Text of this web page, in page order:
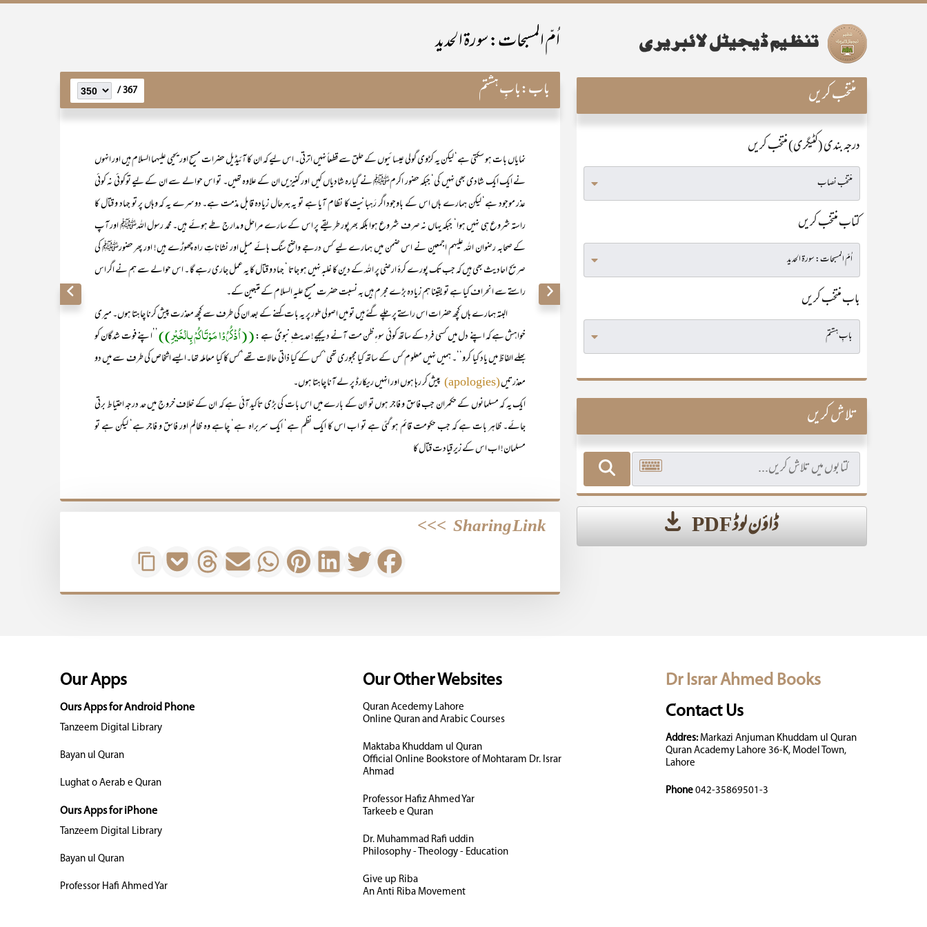
اُمّ المسبحات: سورۃ الحدید
باب:بابِ ہشتم 367 /
نمایاں بات ہو سکتی ہے‘ لیکن یہ کڑوی گولی عیسائیوں کے حلق سے قطعاً نہیں اترتی۔ اس لیے کہ ان کا آئیڈیل حضرات مسیح اور یحیی علیہما السلام ہیں اور انہوں
نے ایک ایک شادی بھی نہیں کی‘ جبکہ حضور اکرمﷺ نے گیارہ شادیاں کیں اور کنیزیں ان کے علاوہ تھیں۔ تو اس حوالے سے ان کے لیے توکوئی نہ کوئی
عذر موجود ہے‘ لیکن ہمارے ہاں اس کے باوجود اگر رَہبانیت کا نظام آیا ہے تو یہ بہرحال زیادہ قابل مذمت ہے۔ دوسرے یہ کہ وہاں پر تو جہاد و قتال کا
راستہ شروع ہی نہیں ہوا‘ جبکہ یہاں نہ صرف شروع ہوا بلکہ بھرپور طریقے پر اس کے سارے مراحل و مدارج طے ہوئے ہیں۔ محمد رسول اللہﷺ اور آپ
کے صحابہ رضوان اللہ علیہم اجمعین نے اس ضمن میں ہمارے لیے کس درجے واضح سنگ ہائے میل اور نشاناتِ راہ چھوڑے ہیں! اور پھر حضورﷺ کی
صریح احادیث بھی ہیں کہ جب تک پورے کرۂ ارضی پر اللہ کے دین کا غلبہ نہیں ہو جاتا ‘ جہاد و قتال کا یہ عمل جاری رہے گا ۔ اس حوالے سے ہم نے اگر اس
راستے سے انحراف کیا ہے تو یقینا ہم زیادہ بڑے مجرم ہیں بہ نسبت حضرت مسیح علیہ السلام کے متبعین کے۔
البتہ ہمارے ہاں کچھ حضرات اس راستے پر چلے گئے ہیں تو میں اصولی طور پر یہ بات کہنے کے بعد ان کی طرف سے کچھ معذرت پیش کرنا چاہتا ہوں۔ میری
خواہش ہے کہ اپنے دل میں کسی فرد کے ساتھ کوئی سوءِ ظن مت آنے دیجیے! حدیث ِنبویؐ ہے :((اُذْکُرُوْا مَوْتَاکُمْ بِالْخَیْرِ)) ’’اپنے فوت شدگان کو
بھلے الفاظ میں یاد کیا کرو‘‘۔ ہمیں نہیں معلوم کس کے ساتھ کیا مجبوری تھی‘ کس کے کیا ذاتی حالات تھے‘ کس کا کیا معاملہ تھا۔ایسے اشخاص کی طرف سے میں دو
معذرتیں(apologies)
پیش کر رہا ہوں اور انہیں ریکارڈ پر لے آنا چاہتا ہوں۔
ایک یہ کہ مسلمانوں کے حکمران جب فاسق و فاجر ہوں تو ان کے بارے میں اس بات کی بڑی تاکید آئی ہے کہ ان کے خلاف خروج میں حد درجہ احتیاط برتی
جائے۔ ظاہر بات ہے کہ جب حکومت قائم ہو گئی ہے تو اب اس کا ایک نظم ہے‘ ایک سربراہ ہے‘ چاہے وہ ظالم اور فاسق و فاجر ہے‘ لیکن ہے تو
مسلمان! اب اس کے زیر قیادت قتال کا
Sharing Link
>>>
منتخب کریں
درجہ بندی (کٹیگری) منتخب کریں
کتاب منتخب کریں
باب منتخب کریں
تلاش کریں
ڈاؤن لوڈ PDF
Dr Israr Ahmed Books
Contact Us
Addres:Markazi Anjuman Khuddam ul Quran
Quran Academy Lahore 36-K, Model Town,
Lahore
Phone 042-35869501-3
Our Other Websites
Quran Acedemy Lahore
Online Quran and Arabic Courses
Maktaba Khuddam ul Quran
Official Online Bookstore of Mohtaram Dr. Israr
Ahmad
Professor Hafiz Ahmed Yar
Tarkeeb e Quran
Dr. Muhammad Rafi uddin
Philosophy - Theology - Education
Give up Riba
An Anti Riba Movement
Our Apps
Ours Apps for Android Phone
Tanzeem Digital Library
Bayan ul Quran
Lughat o Aerab e Quran
Ours Apps for iPhone
Tanzeem Digital Library
Bayan ul Quran
Professor Hafi Ahmed Yar